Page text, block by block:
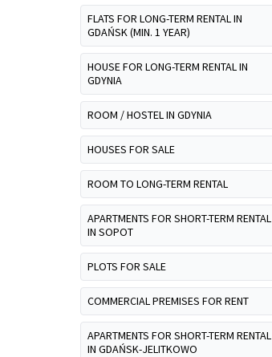
FLATS FOR LONG-TERM RENTAL IN
GDAŃSK (MIN. 1 YEAR)
HOUSE FOR LONG-TERM RENTAL IN
GDYNIA
ROOM / HOSTEL IN GDYNIA
HOUSES FOR SALE
ROOM TO LONG-TERM RENTAL
APARTMENTS FOR SHORT-TERM RENTAL
IN SOPOT
PLOTS FOR SALE
COMMERCIAL PREMISES FOR RENT
APARTMENTS FOR SHORT-TERM RENTAL
IN GDAŃSK-JELITKOWO